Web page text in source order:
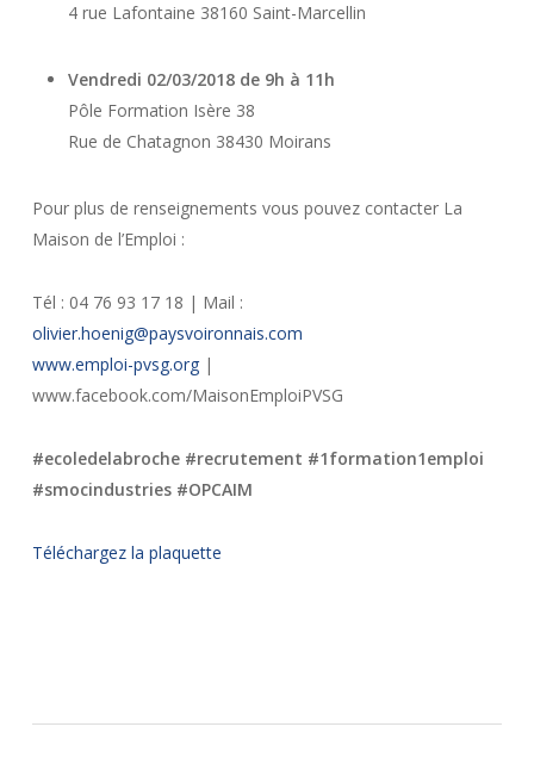
4 rue Lafontaine 38160 Saint-Marcellin
Vendredi 02/03/2018 de 9h à 11h
Pôle Formation Isère 38
Rue de Chatagnon 38430 Moirans
Pour plus de renseignements vous pouvez contacter La
Maison de l’Emploi :
Tél : 04 76 93 17 18 | Mail :
olivier.hoenig@paysvoironnais.com
www.emploi-pvsg.org|
www.facebook.com/MaisonEmploiPVSG
#ecoledelabroche #recrutement #1formation1emploi
#smocindustries #OPCAIM
Téléchargez la plaquette